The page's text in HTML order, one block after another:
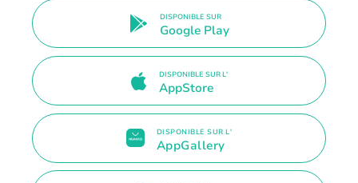
DISPONIBLE SUR
Google Play
DISPONIBLE SUR L'
AppStore
DISPONIBLE SUR L'
AppGallery